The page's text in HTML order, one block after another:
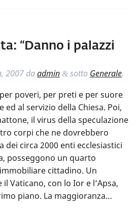
“Danno i palazzi
2007 daadmin & sotto Generale.
poveri, per preti e per suore
ed al servizio della Chiesa. Poi,
il virus della speculazione
corpi che ne dovrebbero
dei circa 2000 enti ecclesiastici
posseggono un quarto
cittadino. Un
Vaticano, con lo Ior e l’Apsa,
piano. La maggioranza…